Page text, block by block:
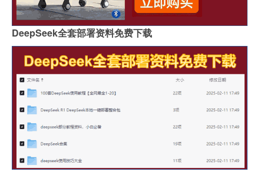
DeepSeek全套部署资料免费下载